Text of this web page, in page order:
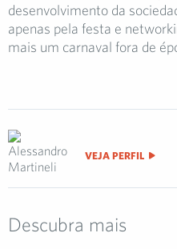
desenvolvimento da
apenas pela festa e
mais um carnaval fora de
VEJA PERFIL
Descubra mais